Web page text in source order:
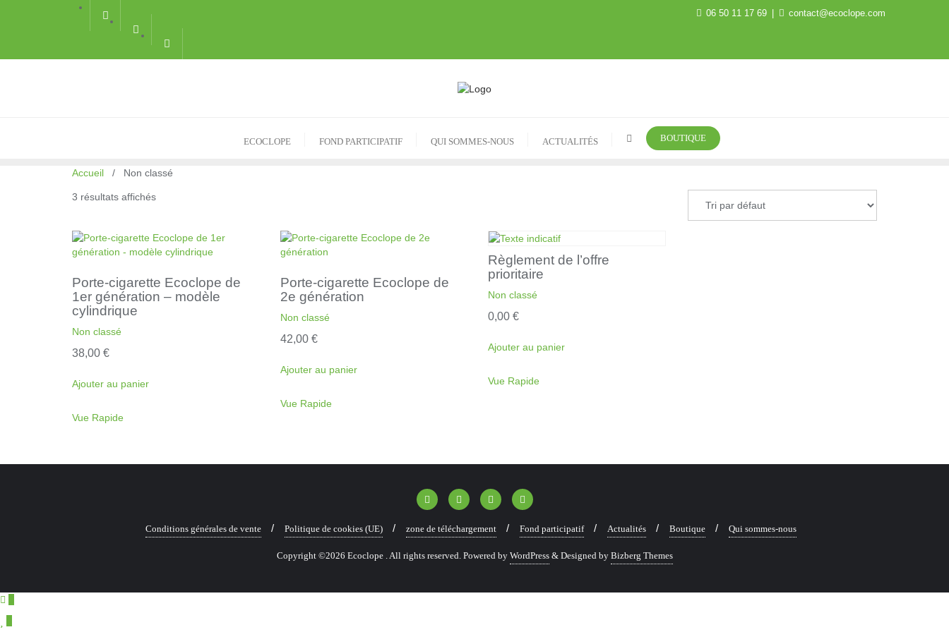
06 50 11 17 69 contact@ecoclope.com
ECOCLOPE FOND PARTICIPATIF QUI SOMMES-NOUS ACTUALITÉS BOUTIQUE
Accueil / Non classé
3 résultats affichés
Porte-cigarette Ecoclope de
1er génération – modèle
cylindrique
Non classé
38,00 €
Ajouter au panier
Vue Rapide
Porte-cigarette Ecoclope de
2e génération
Non classé
42,00 €
Ajouter au panier
Vue Rapide
Règlement de l’offre
prioritaire
Non classé
0,00€
Ajouter au panier
Vue Rapide
Conditions générales de vente Politique de cookies (UE) zone de téléchargement Fond participatif Actualités Boutique Qui sommes-nous
Copyright ©2026 Ecoclope . All rights reserved. Powered by WordPress & Designed by Bizberg Themes